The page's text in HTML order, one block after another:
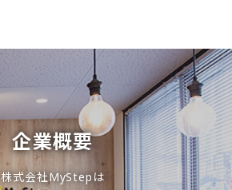
企業概要
株式会社MyStepは